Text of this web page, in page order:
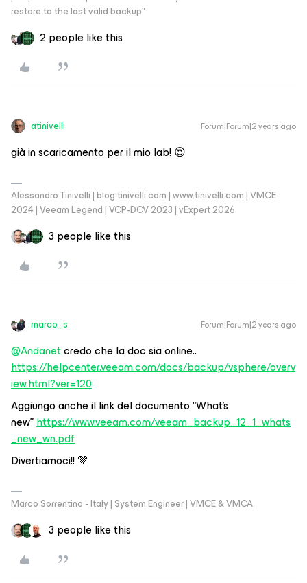
restore to the last valid backup"
2 people like this
atinivelli Forum|Forum|2 years ago
già in scaricamento per il mio lab! 😍
Alessandro Tinivelli | blog.tinivelli.com | www.tinivelli.com | VMCE
2024 | Veeam Legend | VCP-DCV 2023 | vExpert 2026
3 people like this
marco_s Forum|Forum|2 years ago
@Andanetcredo che la doc sia online..
https://helpcenter.veeam.com/docs/backup/vsphere/overv
iew.html?ver=120
Aggiungo anche il link del documento “What’s
new”https://www.veeam.com/veeam_backup_12_1_whats
_new_wn.pdf
Divertiamoci!! 💚
Marco Sorrentino - Italy | System Engineer | VMCE & VMCA
3 people like this